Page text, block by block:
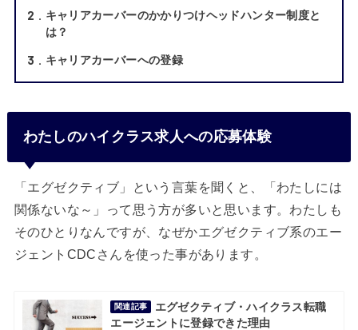
2
キャリアカーバーのかかりつけヘッドハンター制度と
は？
3 キャリアカーバーへの登録
わたしのハイクラス求人への応募体験
「エグゼクティブ」という言葉を聞くと、「わたしには
関係ないな～」って思う方が多いと思います。わたしも
そのひとりなんですが、なぜかエグゼクティブ系のエー
ジェントCDCさんを使った事があります。
関連記事
エグゼクティブ・ハイクラス転職
エージェントに登録できた理由